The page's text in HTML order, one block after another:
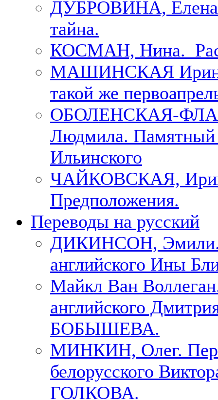
ДУБРОВИНА,
тайна.
КОСМАН, Нина.
МАШИНСКАЯ
такой же
ОБОЛЕНСКАЯ-
Людмила. Памятный
Ильинского
ЧАЙКОВСКАЯ,
Предположения.
Переводы на русский
ДИКИНСОН, Эмили.
английского Ины
Майкл Ван
английского
БОБЫШЕВА.
МИНКИН, Олег.
белорусского
ГОЛКОВА.